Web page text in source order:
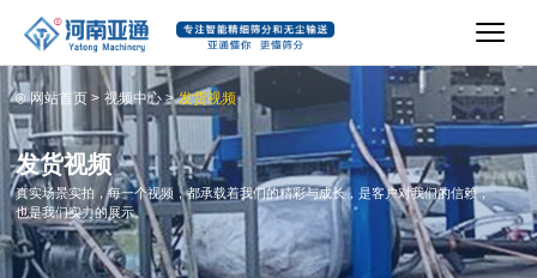
网站首页 > 视频中心> 发货视频
发货视频
真实场景实拍，每一个视频，都承载着我们的精彩与成长，是客户对我们的信赖，
也是我们实力的展示。